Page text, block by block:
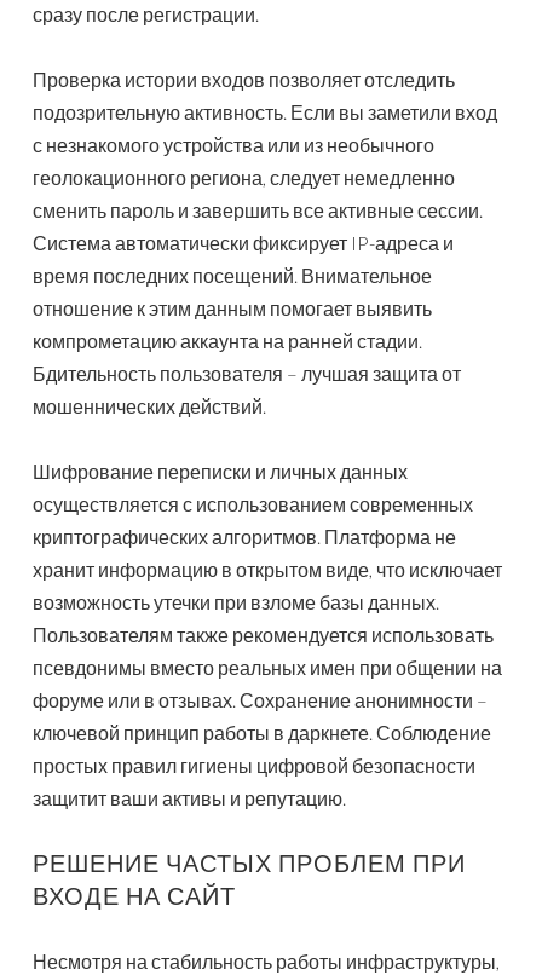
сразу после регистрации.
Проверка истории входов позволяет отследить
подозрительную активность. Если вы заметили вход
с незнакомого устройства или из необычного
геолокационного региона, следует немедленно
сменить пароль и завершить все активные сессии.
Система автоматически фиксирует IP-адреса и
время последних посещений. Внимательное
отношение к этим данным помогает выявить
компрометацию аккаунта на ранней стадии.
Бдительность пользователя – лучшая защита от
мошеннических действий.
Шифрование переписки и личных данных
осуществляется с использованием современных
криптографических алгоритмов. Платформа не
хранит информацию в открытом виде, что исключает
возможность утечки при взломе базы данных.
Пользователям также рекомендуется использовать
псевдонимы вместо реальных имен при общении на
форуме или в отзывах. Сохранение анонимности –
ключевой принцип работы в даркнете. Соблюдение
простых правил гигиены цифровой безопасности
защитит ваши активы и репутацию.
РЕШЕНИЕ ЧАСТЫХ ПРОБЛЕМ ПРИ
ВХОДЕ НА САЙТ
Несмотря на стабильность работы инфраструктуры,